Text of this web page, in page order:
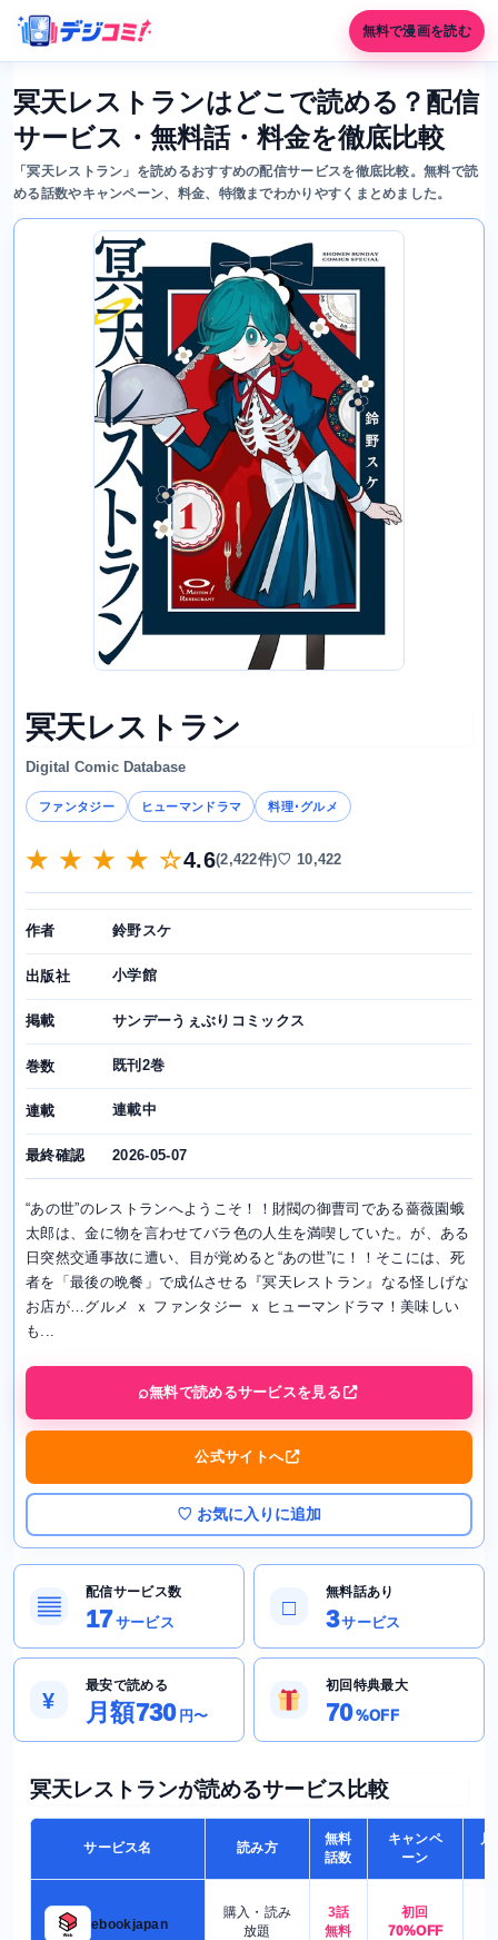
無料で漫画を読む
冥天レストランはどこで読める？配信
サービス・無料話・料金を徹底比較
「冥天レストラン」を読めるおすすめの配信サービスを徹底比較。無料で読
める話数やキャンペーン、料金、特徴までわかりやすくまとめました。
冥天レストラン
Digital Comic Database
ファンタジー ヒューマンドラマ 料理･グルメ
★ ★ ★ ★ ☆4.6(2,422件)♡ 10,422
作者 鈴野スケ
出版社 小学館
掲載 サンデーうぇぶりコミックス
巻数 既刊2巻
連載 連載中
最終確認 2026-05-07
“あの世”のレストランへようこそ！！財閥の御曹司である薔薇園蛾
太郎は、金に物を言わせてバラ色の人生を満喫していた。が、ある
日突然交通事故に遭い、目が覚めると“あの世”に！！そこには、死
者を「最後の晩餐」で成仏させる『冥天レストラン』なる怪しげな
お店が…グルメ ｘ ファンタジー ｘ ヒューマンドラマ！美味しい
も...
無料で読めるサービスを見る
公式サイトへ
♡ お気に入りに追加
▤
配信サービス数
17サービス
□
無料話あり
3サービス
¥
最安で読める
月額730 円〜
初回特典最大
70%OFF
冥天レストランが読めるサービス比較
サービス名 読み方
無料
話数
キャンペ
ーン
月
ebookjapan
購入・読み
放題
3話
無料
初回
70%OFF